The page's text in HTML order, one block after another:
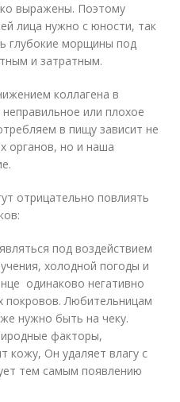
выражены. Поэтому
лица нужно с юности, так
глубокие морщины под
и затратным.
коллагена в
или плохое
в пищу зависит не
органов, но и наша
отрицательно повлиять
под воздействием
холодной погоды и
одинаково негативно
покровов. Любительницам
нужно быть на чеку.
факторы,
кожу, Он удаляет влагу с
тем самым появлению